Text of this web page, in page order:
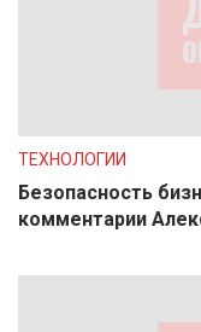
ТЕХНОЛОГИИ
Безопасность
комментарии